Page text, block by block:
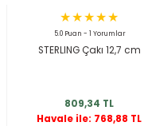
5.0 Puan - 1 Yorumlar
STERLING Çakı 12,7 cm
809,34 TL
Havale ile: 768,88 TL